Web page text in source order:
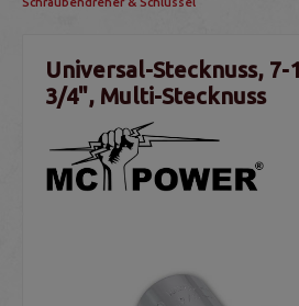
Universal-Stecknuss, 7-
3/4", Multi-Stecknuss